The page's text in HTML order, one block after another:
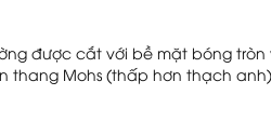
được cắt với bề mặt bóng
thang Mohs (thấp hơn thạch